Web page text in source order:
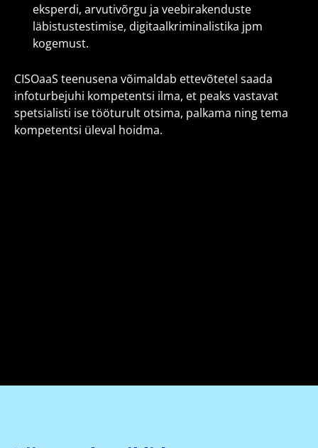
eksperdi, arvutivõrgu ja veebirakenduste
läbistustestimise, digitaalkriminalistika jpm
kogemust.
CISOaaS teenusena võimaldab ettevõtetel saada
infoturbejuhi kompetentsi ilma, et peaks vastavat
spetsialisti ise tööturult otsima, palkama ning tema
kompetentsi üleval hoidma.